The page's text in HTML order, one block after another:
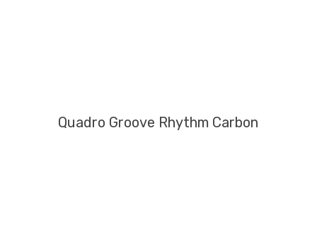
Quadro Groove Rhythm Carbon